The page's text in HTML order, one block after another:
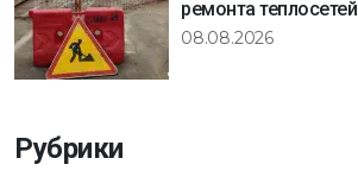
ремонта теплосетей
08.08.2026
Рубрики